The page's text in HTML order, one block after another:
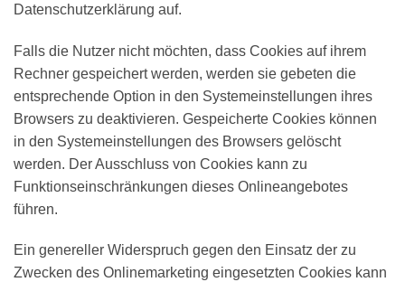
Datenschutzerklärung auf.
Falls die Nutzer nicht möchten, dass Cookies auf ihrem
Rechner gespeichert werden, werden sie gebeten die
entsprechende Option in den Systemeinstellungen ihres
Browsers zu deaktivieren. Gespeicherte Cookies können
in den Systemeinstellungen des Browsers gelöscht
werden. Der Ausschluss von Cookies kann zu
Funktionseinschränkungen dieses Onlineangebotes
führen.
Ein genereller Widerspruch gegen den Einsatz der zu
Zwecken des Onlinemarketing eingesetzten Cookies kann